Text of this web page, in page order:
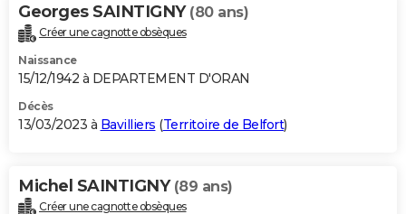
Georges SAINTIGNY (80 ans)
Créer une cagnotte obsèques
Naissance
15/12/1942 à DEPARTEMENT D'ORAN
Décès
13/03/2023 à Bavilliers (Territoire de Belfort)
Michel SAINTIGNY (89 ans)
Créer une cagnotte obsèques